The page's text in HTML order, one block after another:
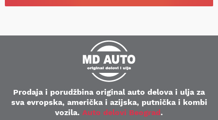
Prodaja i porudžbina original auto delova i ulja za
sva evropska, američka i azijska, putnička i kombi
vozila. Auto delovi Beograd.